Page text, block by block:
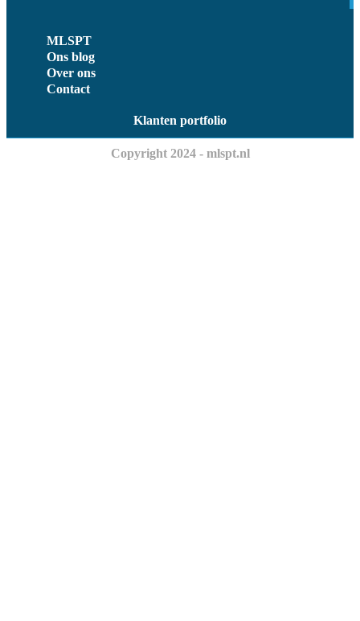
MLSPT
Ons blog
Over ons
Contact
Klanten portfolio
Copyright 2024 - mlspt.nl